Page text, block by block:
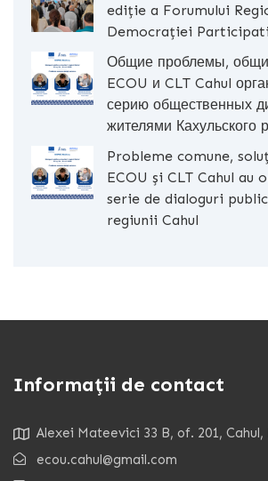
ediție a Forumului
Democrației
Общие проблемы,
ECOU и CLT Cahul
серию общественных
жителями Кахульского
Probleme comune,
ECOU și CLT Cahul au
serie de dialoguri
regiunii Cahul
Informații de contact
Alexei Mateevici 33 B, of. 201, Cahul,
ecou.cahul@gmail.com